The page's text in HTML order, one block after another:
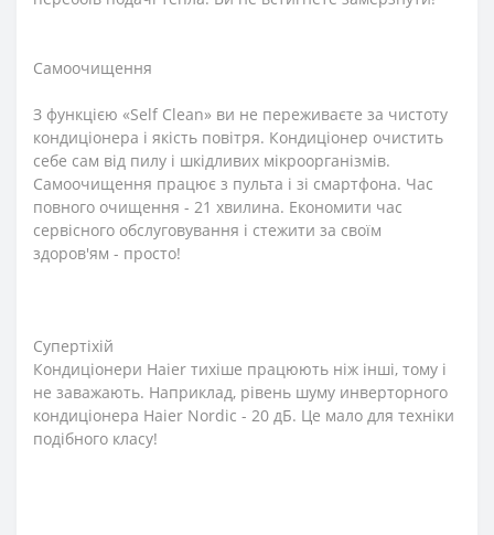
Самоочищення
З функцією «Self Clean» ви не переживаєте за чистоту
кондиціонера і якість повітря. Кондиціонер очистить
себе сам від пилу і шкідливих мікроорганізмів.
Самоочищення працює з пульта і зі смартфона. Час
повного очищення - 21 хвилина. Економити час
сервісного обслуговування і стежити за своїм
здоров'ям - просто!
Супертіхій
Кондиціонери Haier тихіше працюють ніж інші, тому і
не заважають. Наприклад, рівень шуму инверторного
кондиціонера Haier Nordic - 20 дБ. Це мало для техніки
подібного класу!